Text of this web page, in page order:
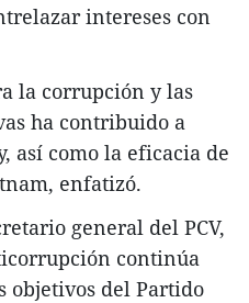
intereses con
la corrupción y las
ha contribuido a
así como la eficacia de
enfatizó.
general del PCV,
continúa
objetivos del Partido